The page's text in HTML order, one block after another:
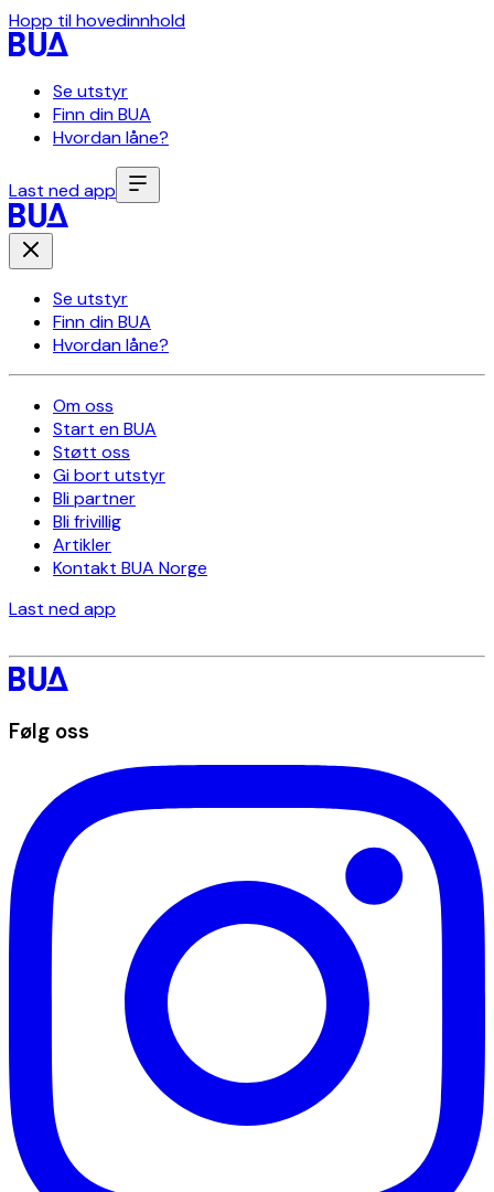
Hopp til hovedinnhold
Se utstyr
Finn din BUA
Hvordan låne?
Last ned app
Se utstyr
Finn din BUA
Hvordan låne?
Om oss
Start en BUA
Støtt oss
Gi bort utstyr
Bli partner
Bli frivillig
Artikler
Kontakt BUA Norge
Last ned app
Følg oss